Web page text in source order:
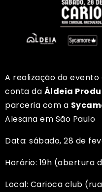
A realização do
conta da Áldeia
parceria com a
Alesana em São Paulo
Data: sábado, 28 de
Horário: 19h (abertura
Local: Carioca club